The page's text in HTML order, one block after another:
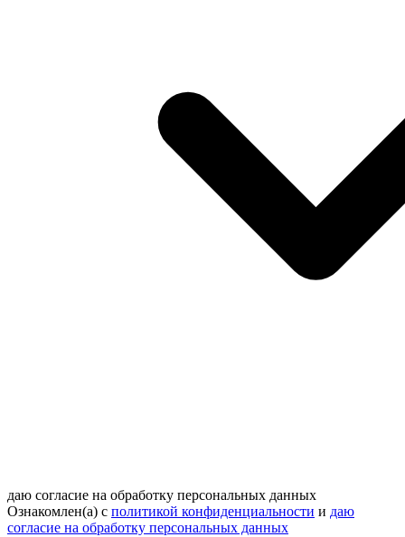
даю согласие на обработку персональных данных
Ознакомлен(а) с политикой конфиденциальности и даю
согласие на обработку персональных данных